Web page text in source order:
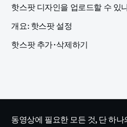
핫스팟 디자인을 업로드할 수 있
개요: 핫스팟 설정
핫스팟 추가･삭제하기
동영상에 필요한 모든 것, 단 하